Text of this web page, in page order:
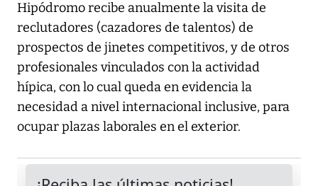
Hipódromo recibe anualmente la visita de
reclutadores (cazadores de talentos) de
prospectos de jinetes competitivos, y de otros
profesionales vinculados con la actividad
hípica, con lo cual queda en evidencia la
necesidad a nivel internacional inclusive, para
ocupar plazas laborales en el exterior.